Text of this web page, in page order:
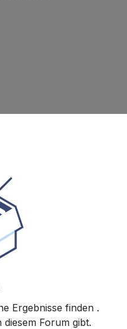
Ergebnisse finden .
Forum gibt.